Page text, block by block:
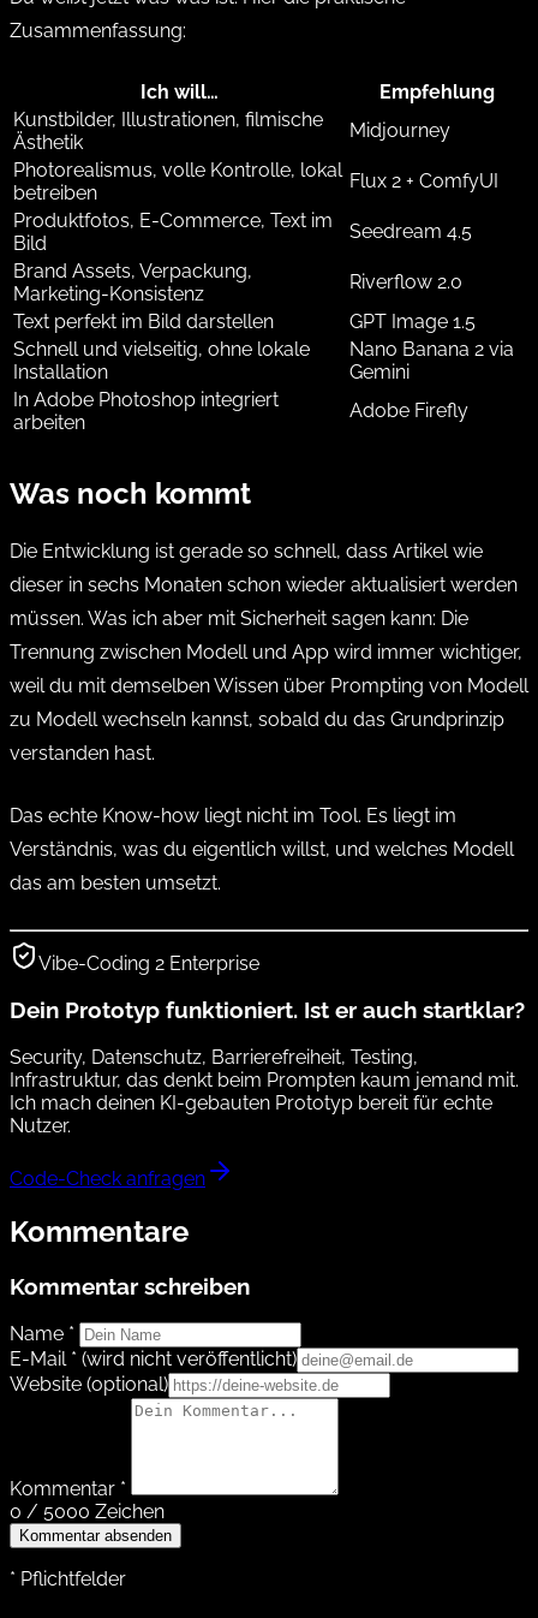
Zusammenfassung:
Ich will…
Empfehlung
Kunstbilder, Illustrationen, filmische
Ästhetik
Midjourney
Photorealismus, volle Kontrolle, lokal
betreiben
Flux 2 + ComfyUI
Produktfotos, E-Commerce, Text im
Bild
Seedream 4.5
Brand Assets, Verpackung,
Marketing-Konsistenz
Riverflow 2.0
Text perfekt im Bild darstellen
GPT Image 1.5
Schnell und vielseitig, ohne lokale
Installation
Nano Banana 2 via
Gemini
In Adobe Photoshop integriert
arbeiten
Adobe Firefly
Was noch kommt
Die Entwicklung ist gerade so schnell, dass Artikel wie
dieser in sechs Monaten schon wieder aktualisiert werden
müssen. Was ich aber mit Sicherheit sagen kann: Die
Trennung zwischen Modell und App wird immer wichtiger,
weil du mit demselben Wissen über Prompting von Modell
zu Modell wechseln kannst, sobald du das Grundprinzip
verstanden hast.
Das echte Know-how liegt nicht im Tool. Es liegt im
Verständnis, was du eigentlich willst, und welches Modell
das am besten umsetzt.
Vibe-Coding 2 Enterprise
Dein Prototyp funktioniert. Ist er auch startklar?
Security, Datenschutz, Barrierefreiheit, Testing,
Infrastruktur, das denkt beim Prompten kaum jemand mit.
Ich mach deinen KI-gebauten Prototyp bereit für echte
Nutzer.
Code-Check anfragen
Kommentare
Kommentar schreiben
Name *
E-Mail * (wird nicht veröffentlicht)
Website (optional)
Kommentar *
0 / 5000 Zeichen
Kommentar absenden
* Pflichtfelder